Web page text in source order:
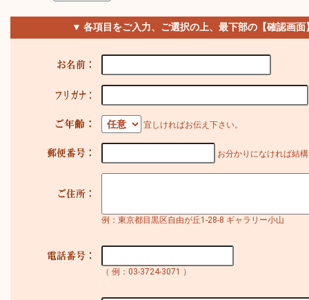
▼ 各項目をご入力、ご選択の上、最下部の【確認画
宜しければお伝え下さい。
お分かりになければ結
例：東京都目黒区自由が丘1-28-8 ギャラリー小山
（ 例：03-3724-3071 ）